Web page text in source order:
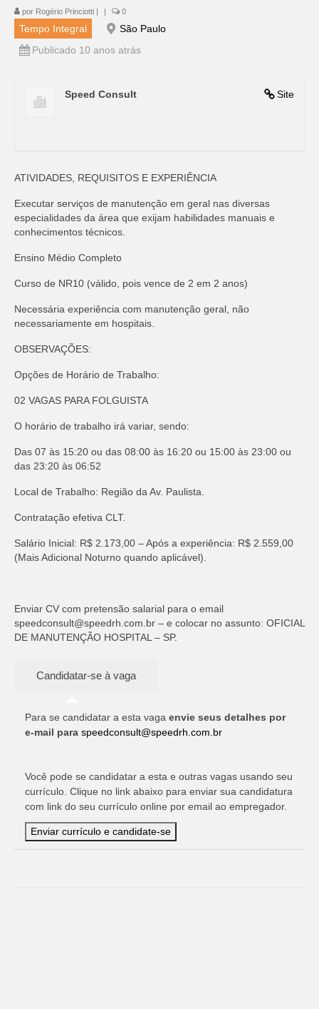
por Rogério Princiotti | | 0
Tempo Integral
São Paulo
Publicado 10 anos atrás
Site
Speed Consult
ATIVIDADES, REQUISITOS E EXPERIÊNCIA
Executar serviços de manutenção em geral nas diversas
especialidades da área que exijam habilidades manuais e
conhecimentos técnicos.
Ensino Médio Completo
Curso de NR10 (válido, pois vence de 2 em 2 anos)
Necessária experiência com manutenção geral, não
necessariamente em hospitais.
OBSERVAÇÕES:
Opções de Horário de Trabalho:
02 VAGAS PARA FOLGUISTA
O horário de trabalho irá variar, sendo:
Das 07 às 15:20 ou das 08:00 às 16:20 ou 15:00 às 23:00 ou
das 23:20 às 06:52
Local de Trabalho: Região da Av. Paulista.
Contratação efetiva CLT.
Salário Inicial: R$ 2.173,00 – Após a experiência: R$ 2.559,00
(Mais Adicional Noturno quando aplicável).
Enviar CV com pretensão salarial para o email
speedconsult@speedrh.com.br – e colocar no assunto: OFICIAL
DE MANUTENÇÃO HOSPITAL – SP.
Para se candidatar a esta vaga envie seus detalhes por
e-mail para speedconsult@speedrh.com.br
Você pode se candidatar a esta e outras vagas usando seu
currículo. Clique no link abaixo para enviar sua candidatura
com link do seu currículo online por email ao empregador.